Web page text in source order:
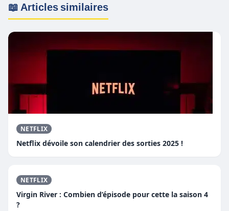
📖 Articles similaires
NETFLIX
Netflix dévoile son calendrier des sorties 2025 !
NETFLIX
Virgin River : Combien d’épisode pour cette la saison 4
?